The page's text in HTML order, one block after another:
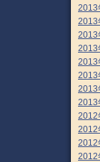
2013
2013
2013
2013
2013
2013
2013
2013
2012
2012
2012
2012